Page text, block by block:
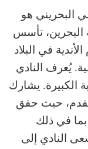
البحريني هو
البحرين، تأسس
الأندية في البلاد
يُعرف النادي
الكبيرة. يشارك
حيث حقق
بما في ذلك
النادي إلى